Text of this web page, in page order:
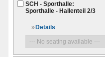
SCH - Sporthalle:
Sporthalle - Hallenteil 2/3
Details